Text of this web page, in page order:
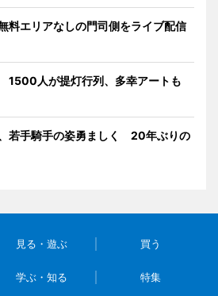
料エリアなしの門司側をライブ配信
1500人が提灯行列、多幸アートも
若手騎手の姿勇ましく 20年ぶりの
見る・遊ぶ 買う
学ぶ・知る 特集